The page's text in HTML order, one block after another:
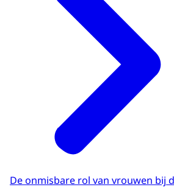
De onmisbare rol van vrouwen bij